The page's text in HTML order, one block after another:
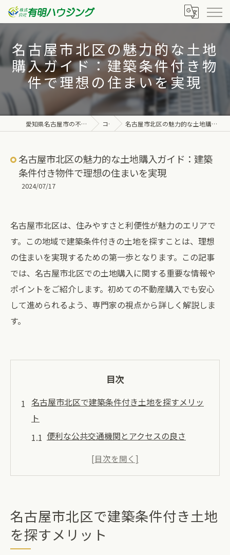
名古屋市北区の魅力的な土地
購入ガイド：建築条件付き物
件で理想の住まいを実現
愛知県名古屋市の不動産なら株式会社有明ハウジング コラム 名古屋市北区の魅力的な土地購入ガイド：建築条件付き物件で理想の住まいを実現
名古屋市北区の魅力的な土地購入ガイド：建築
条件付き物件で理想の住まいを実現
2024/07/17
名古屋市北区は、住みやすさと利便性が魅力のエリアで
す。この地域で建築条件付きの土地を探すことは、理想
の住まいを実現するための第一歩となります。この記事
では、名古屋市北区での土地購入に関する重要な情報や
ポイントをご紹介します。初めての不動産購入でも安心
して進められるよう、専門家の視点から詳しく解説しま
す。
目次
名古屋市北区で建築条件付き土地を探すメリッ
ト
便利な公共交通機関とアクセスの良さ
充実した地域インフラと生活環境
地域コミュニティの強さと安心感
自然環境と緑豊かな公園の魅力
初めての不動産購入に名古屋市北区がおすすめ
名古屋市北区で建築条件付き土地
を探すメリット